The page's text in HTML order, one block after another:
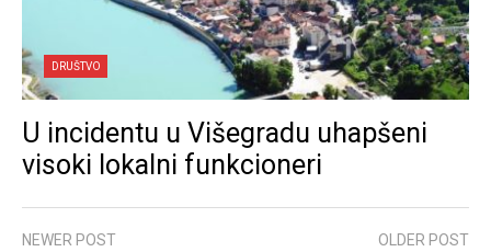
DRUŠTVO
U incidentu u Višegradu uhapšeni
visoki lokalni funkcioneri
NEWER POST OLDER POST